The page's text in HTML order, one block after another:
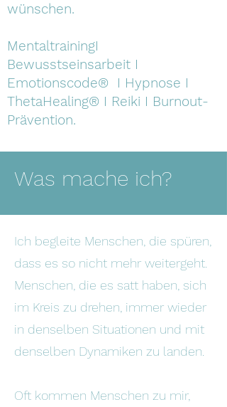
wünschen.
MentaltrainingI
Bewusstseinsarbeit I
Emotionscode® I Hypnose I
ThetaHealing® I Reiki I Burnout-
Prävention.
Was mache ich?
Ich begleite Menschen, die spüren,
dass es so nicht mehr weitergeht.
Menschen, die es satt haben, sich
im Kreis zu drehen, immer wieder
in denselben Situationen und mit
denselben Dynamiken zu landen.
Oft kommen Menschen zu mir,